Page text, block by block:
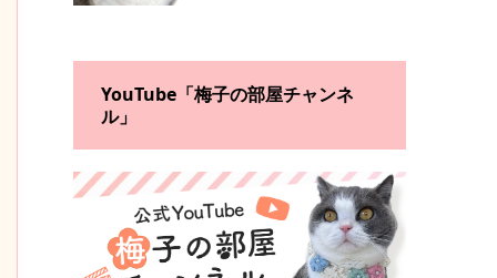
YouTube「梅子の部屋チャンネ
ル」